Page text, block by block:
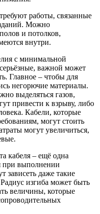
работы, связанные
Можно
и потолков,
внутри.
с минимальной
важной может
Главное – чтобы для
негорючие материалы.
выделяться газов,
привести к взрыву, либо
Кабели, которые
могут стоить
могут увеличиться,
кабеля – ещё одна
при выполнении
зависеть даже такие
Радиус изгиба может быть
величины, которые